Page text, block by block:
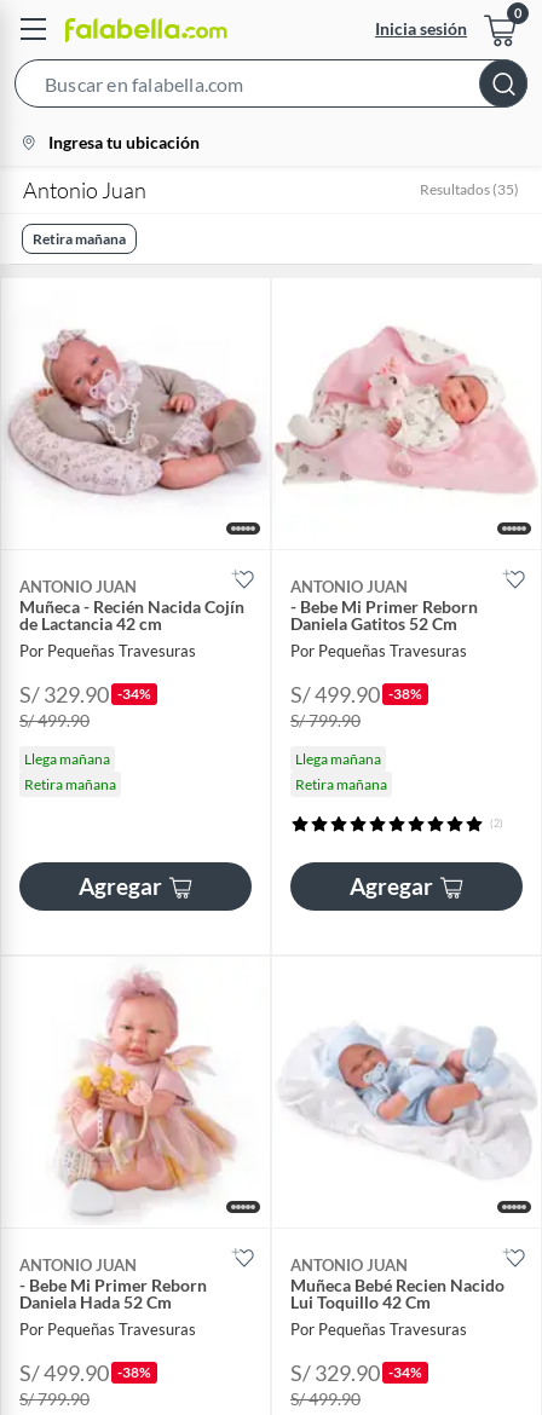
Inicia sesión
Bar
location-
icon
Ingresa tu ubicación
Antonio Juan Resultados (35)
Retira mañana
ANTONIO JUAN
Muñeca - Recién Nacida Cojín
de Lactancia 42 cm
Por Pequeñas Travesuras
S/ 329.90 -34%
S/ 499.90
Llega mañana
Retira mañana
Agregar
ANTONIO JUAN
- Bebe Mi Primer Reborn
Daniela Gatitos 52 Cm
Por Pequeñas Travesuras
S/ 499.90 -38%
S/ 799.90
Llega mañana
Retira mañana
(2)
Agregar
ANTONIO JUAN
- Bebe Mi Primer Reborn
Daniela Hada 52 Cm
Por Pequeñas Travesuras
S/ 499.90 -38%
S/ 799.90
ANTONIO JUAN
Muñeca Bebé Recien Nacido
Lui Toquillo 42 Cm
Por Pequeñas Travesuras
S/ 329.90 -34%
S/ 499.90